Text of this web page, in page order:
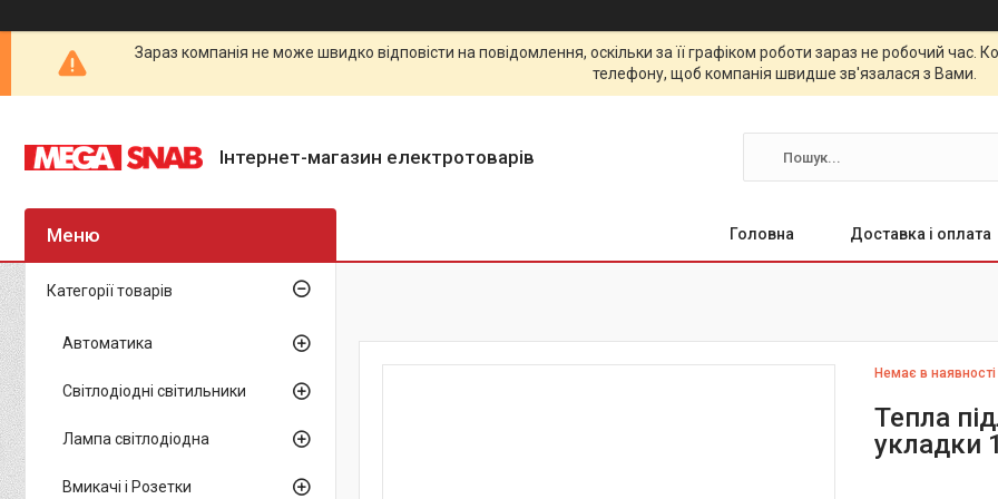
Зараз компанія не може швидко відповісти на повідомлення, оскільки за її графіком роботи зараз не робочий
телефону, щоб компанія швидше зв'язалася з Вами.
Інтернет-магазин електротоварів
Головна Доставка і оплата
Немає в наявності
Тепла
укладки
Категорії товарів
Автоматика
Світлодіодні світильники
Лампа світлодіодна
Вмикачі і Розетки